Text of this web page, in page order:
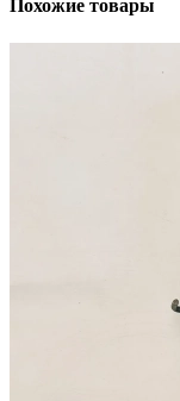
Похожие товары